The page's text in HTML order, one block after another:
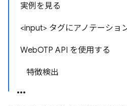
実例を見る
<input> タグにアノテーショ
WebOTP API を使用する
特徴検出